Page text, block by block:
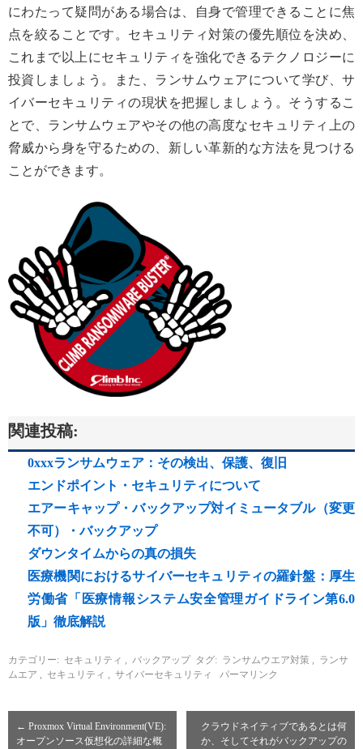
にわたって疑問がある場合は、自身で管理できることに焦
点を絞ることです。セキュリティ対策の優先順位を決め、
これまで以上にセキュリティを強化できるテクノロジーに
投資しましょう。また、ランサムウェアについて学び、サ
イバーセキュリティの現状を把握しましょう。そうするこ
とで、ランサムウェアやその他の高度なセキュリティ上の
脅威から身を守るための、新しい革新的な方法を見つける
ことができます。
関連投稿:
0xxxランサムウェア：その検出、保護、復旧
エンドポイント・セキュリティについて
エアーキャップ・バックアップ対イミュータブル（変更
不可）・バックアップ
ダウンタイムからの真の損失
医療機関におけるサイバーセキュリティの羅針盤：厚生
労働省「医療情報システム安全管理ガイドライン第6.0
版」徹底解説
カテゴリー: セキュリティ , バックアップ タグ: ランサムウエア対策 , ランサ
ムエア , セキュリティ , サイバーセキュリティ パーマリンク
← Proxmox Virtual Environment(VE):
オープンソース仮想化の詳細な概
クラウドネイティブであるとは何
か、そしてそれがバックアップの